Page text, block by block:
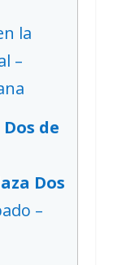
la
–
de
Dos
–